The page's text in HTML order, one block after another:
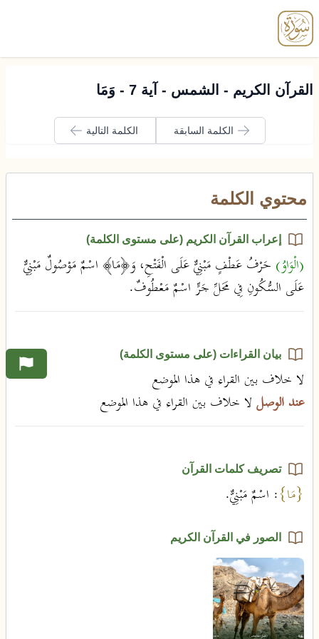
القرآن الكريم - الشمس - آية 7 - وَمَا
الكلمة السابقة الكلمة التالية
محتوي الكلمة
إعراب القرآن الكريم (على مستوى الكلمة)
(الْوَاوُ) حَرْفُ عَطْفٍ مَبْنِيٌّ عَلَى الْفَتْحِ، وَ﴿مَا﴾ اسْمٌ مَوْصُولٌ مَبْنِيٌّ
عَلَى السُّكُونِ فِي مَحَلِّ جَرٍّ اسْمٌ مَعْطُوفٌ.
بيان القراءات (على مستوى الكلمة)
لا خلاف بين القراء في هذا الموضع
عند الوصللا خلاف بين القراء في هذا الموضع
تصريف كلمات القرآن
{مَا}: اسْمٌ مَبْنِيٌّ.
الصور في القرآن الكريم